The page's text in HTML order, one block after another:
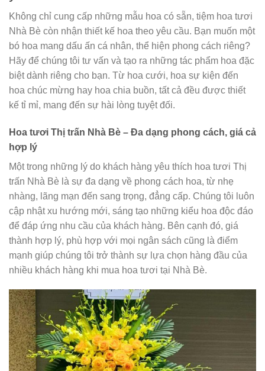
Không chỉ cung cấp những mẫu hoa có sẵn, tiệm hoa tươi
Nhà Bè còn nhận thiết kế hoa theo yêu cầu. Bạn muốn một
bó hoa mang dấu ấn cá nhân, thể hiện phong cách riêng?
Hãy để chúng tôi tư vấn và tạo ra những tác phẩm hoa đặc
biệt dành riêng cho bạn. Từ hoa cưới, hoa sự kiện đến
hoa chúc mừng hay hoa chia buồn, tất cả đều được thiết
kế tỉ mỉ, mang đến sự hài lòng tuyệt đối.
Hoa tươi Thị trấn Nhà Bè – Đa dạng phong cách, giá cả
hợp lý
Một trong những lý do khách hàng yêu thích hoa tươi Thị
trấn Nhà Bè là sự đa dạng về phong cách hoa, từ nhẹ
nhàng, lãng mạn đến sang trọng, đẳng cấp. Chúng tôi luôn
cập nhật xu hướng mới, sáng tạo những kiểu hoa độc đáo
để đáp ứng nhu cầu của khách hàng. Bên cạnh đó, giá
thành hợp lý, phù hợp với mọi ngân sách cũng là điểm
mạnh giúp chúng tôi trở thành sự lựa chọn hàng đầu của
nhiều khách hàng khi mua hoa tươi tại Nhà Bè.